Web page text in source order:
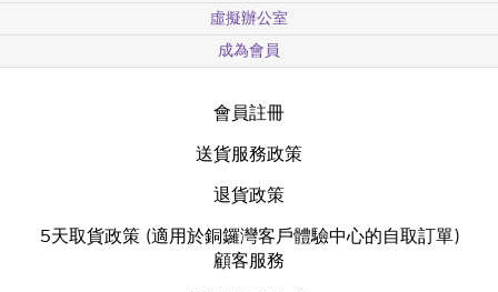
虛擬辦公室
成為會員
會員註冊
送貨服務政策
退貨政策
5天取貨政策 (適用於銅鑼灣客戶體驗中心的自取訂單)
顧客服務